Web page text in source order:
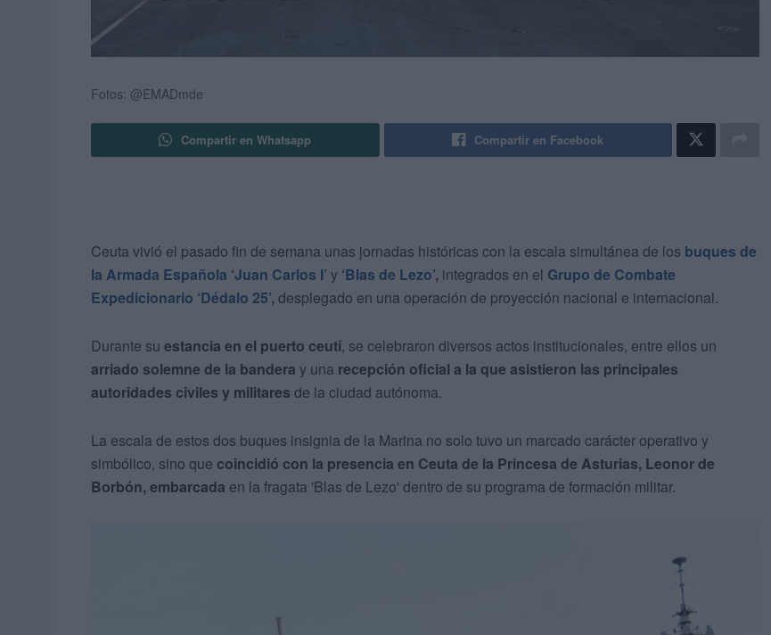
Fotos: @EMADmde
Compartir en Whatsapp Compartir en Facebook
Ceuta vivió el pasado fin de semana unas jornadas históricas con la escala simultánea de los buques de
la Armada Española ‘Juan Carlos I’ y ‘Blas de Lezo’, integrados en el Grupo de Combate
Expedicionario ‘Dédalo 25’,desplegado en una operación de proyección nacional e internacional.
Durante su estancia en el puerto ceutí, se celebraron diversos actos institucionales, entre ellos un
arriado solemne de la bandera y una recepción oficial a la que asistieron las principales
autoridades civiles y militares de la ciudad autónoma.
La escala de estos dos buques insignia de la Marina no solo tuvo un marcado carácter operativo y
simbólico, sino que coincidió con la presencia en Ceuta de la Princesa de Asturias, Leonor de
Borbón, embarcada en la fragata 'Blas de Lezo' dentro de su programa de formación militar.